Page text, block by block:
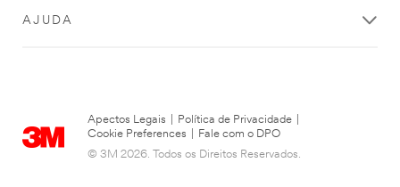
AJUDA
Apectos Legais Política de Privacidade
Cookie Preferences
Fale com o DPO
© 3M 2026. Todos os Direitos Reservados.